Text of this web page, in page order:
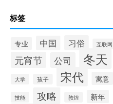
标签
专业 中国 习俗 互联网
元宵节 公司 冬天
大学 孩子 宋代 寓意
技能 攻略 敦煌 新年